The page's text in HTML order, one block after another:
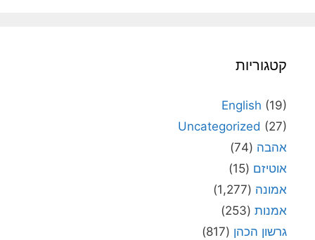
קטגוריות
English (19)
Uncategorized (27)
אהבה (74)
אוטיזם (15)
אמונה (1,277)
אמנות (253)
גרשון הכהן (817)